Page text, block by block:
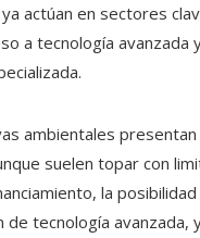
actúan en sectores
a tecnología avanzada
ambientales
suelen topar con
la
de tecnología avanzada,